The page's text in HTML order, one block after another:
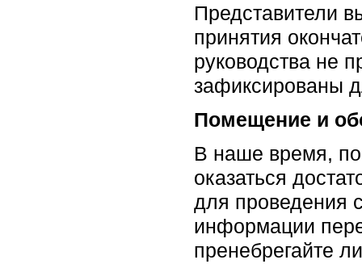
Представители
принятия
руководства не
зафиксированы
Помещение и
В наше время,
оказаться
для проведения
информации
пренебрегайте